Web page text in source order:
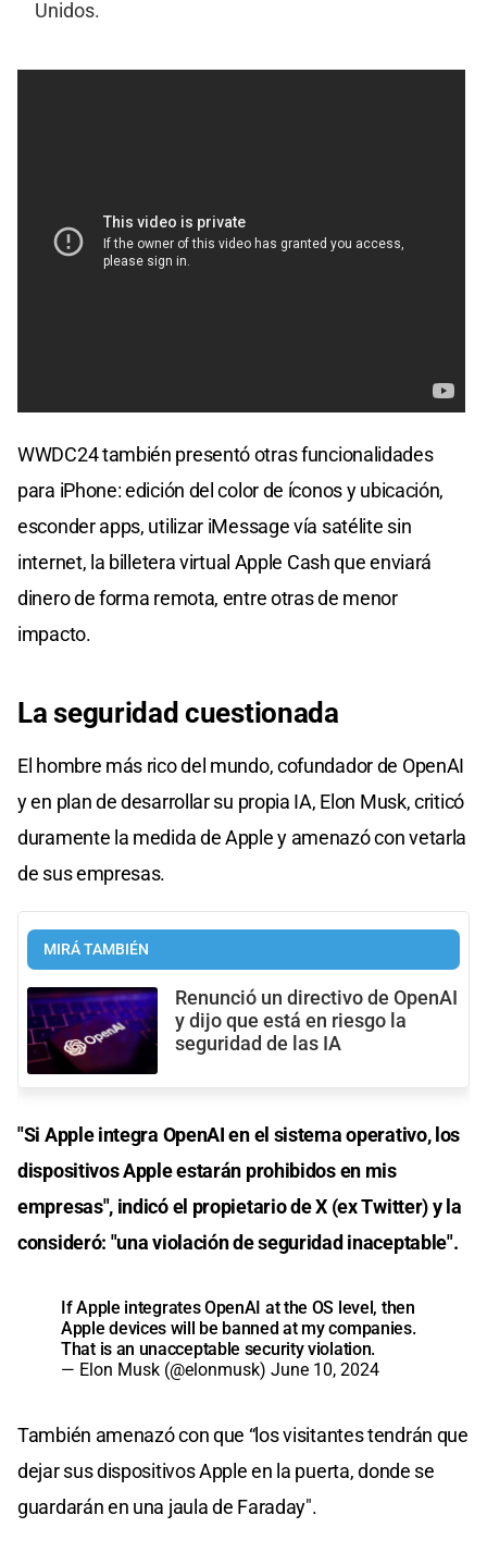
Unidos.
WWDC24 también presentó otras funcionalidades
para iPhone: edición del color de íconos y ubicación,
esconder apps, utilizar iMessage vía satélite sin
internet, la billetera virtual Apple Cash que enviará
dinero de forma remota, entre otras de menor
impacto.
La seguridad cuestionada
El hombre más rico del mundo, cofundador de OpenAI
y en plan de desarrollar su propia IA, Elon Musk, criticó
duramente la medida de Apple y amenazó con vetarla
de sus empresas.
MIRÁ TAMBIÉN
Renunció un directivo de OpenAI
y dijo que está en riesgo la
seguridad de las IA
"Si Apple integra OpenAI en el sistema operativo, los
dispositivos Apple estarán prohibidos en mis
empresas", indicó el propietario de X (ex Twitter) y la
consideró: "una violación de seguridad inaceptable".
If Apple integrates OpenAI at the OS level, then
Apple devices will be banned at my companies.
That is an unacceptable security violation.
— Elon Musk (@elonmusk) June 10, 2024
También amenazó con que “los visitantes tendrán que
dejar sus dispositivos Apple en la puerta, donde se
guardarán en una jaula de Faraday".